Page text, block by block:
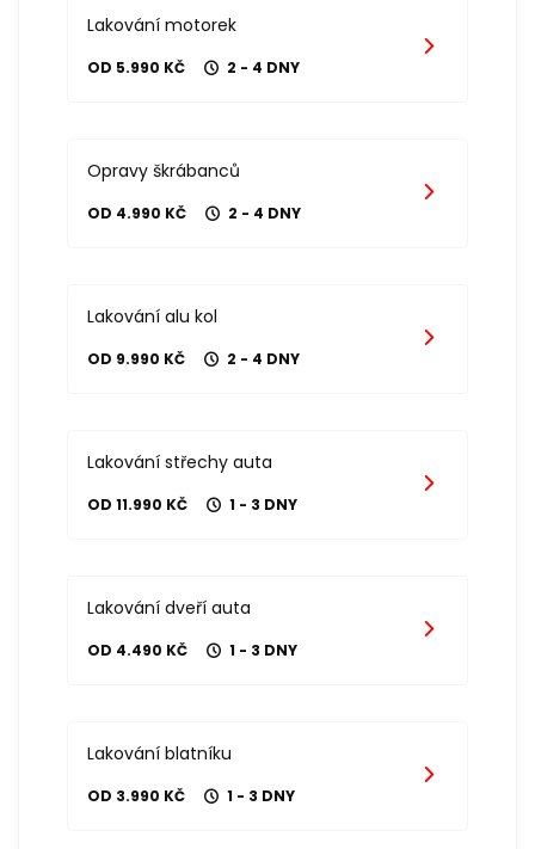
Lakování motorek
OD 5.990 KČ 2 - 4 DNY
Opravy škrábanců
OD 4.990 KČ 2 - 4 DNY
Lakování alu kol
OD 9.990 KČ 2 - 4 DNY
Lakování střechy auta
OD 11.990 KČ 1 - 3 DNY
Lakování dveří auta
OD 4.490 KČ 1 - 3 DNY
Lakování blatníku
OD 3.990 KČ 1 - 3 DNY